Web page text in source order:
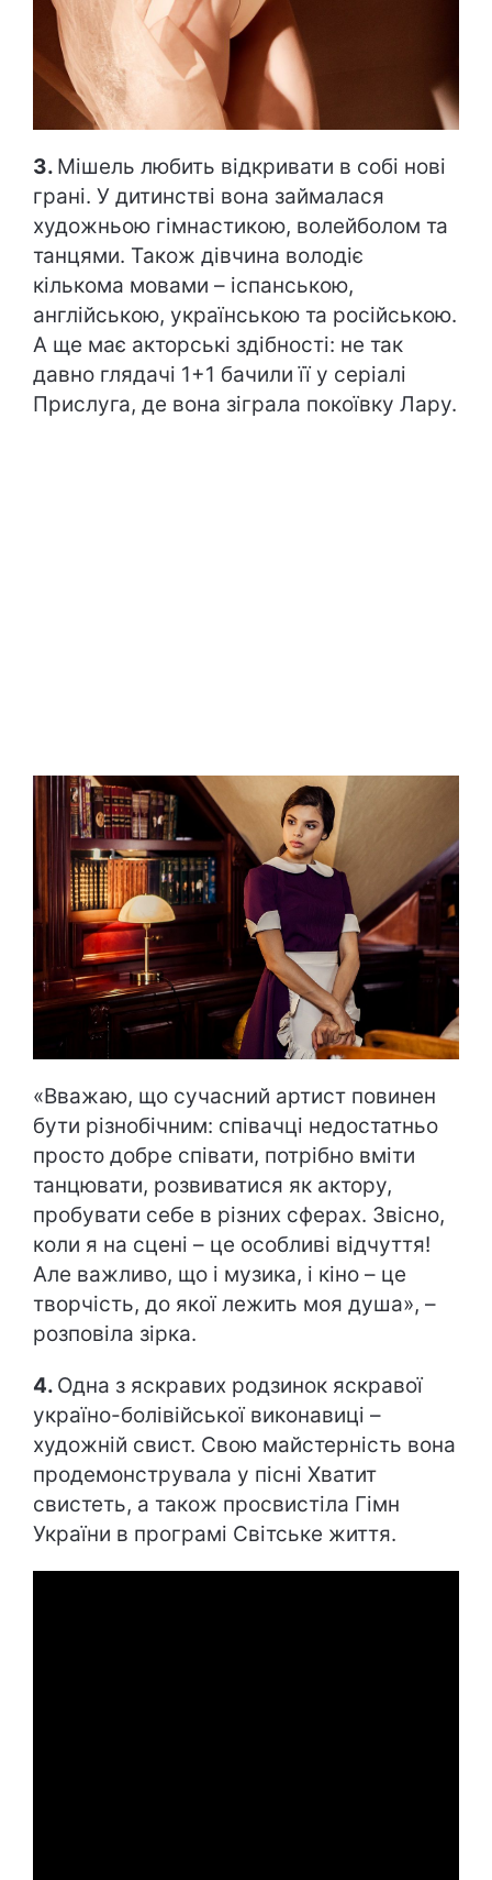
3. Мішель любить відкривати в собі нові
грані. У дитинстві вона займалася
художньою гімнастикою, волейболом та
танцями. Також дівчина володіє
кількома мовами – іспанською,
англійською, українською та російською.
А ще має акторські здібності: не так
давно глядачі 1+1 бачили її у серіалі
Прислуга, де вона зіграла покоївку Лару.
«Вважаю, що сучасний артист повинен
бути різнобічним: співачці недостатньо
просто добре співати, потрібно вміти
танцювати, розвиватися як актору,
пробувати себе в різних сферах. Звісно,
коли я на сцені – це особливі відчуття!
Але важливо, що і музика, і кіно – це
творчість, до якої лежить моя душа», –
розповіла зірка.
4. Одна з яскравих родзинок яскравої
україно-болівійської виконавиці –
художній свист. Свою майстерність вона
продемонструвала у пісні Хватит
свистеть, а також просвистіла Гімн
України в програмі Світське життя.